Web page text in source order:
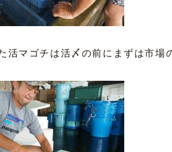
活マゴチは活〆の前にまずは市場